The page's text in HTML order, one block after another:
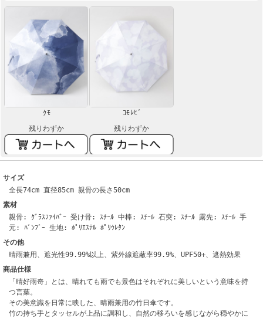
ｸﾓ
残りわずか
ｺﾓﾚﾋﾞ
残りわずか
サイズ
全長74cm 直径85cm 親骨の長さ50cm
素材
親骨: ｸﾞﾗｽﾌｧｲﾊﾞｰ 受け骨: ｽﾁｰﾙ 中棒: ｽﾁｰﾙ 石突: ｽﾁｰﾙ 露先: ｽﾁｰﾙ 手
元: ﾊﾞﾝﾌﾞｰ 生地: ﾎﾟﾘｴｽﾃﾙ ﾎﾟﾘｳﾚﾀﾝ
その他
晴雨兼用、遮光性99.99%以上、紫外線遮蔽率99.9%、UPF50+、遮熱効果
商品仕様
「晴好雨奇」とは、晴れても雨でも景色はそれぞれに美しいという意味を持
つ言葉。
その美意識を日常に映した、晴雨兼用の竹日傘です。
竹の持ち手とタッセルが上品に調和し、自然の移ろいを感じながら穏やかに